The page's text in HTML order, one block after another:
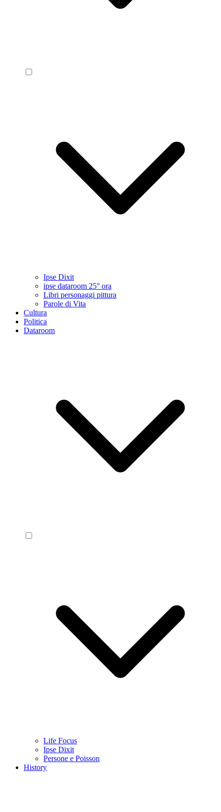
Ipse Dixit
ipse dataroom 25° ora
Libri personaggi pittura
Parole di Vita
Cultura
Politica
Dataroom
Life Focus
Ipse Dixit
Persone e Poisson
History